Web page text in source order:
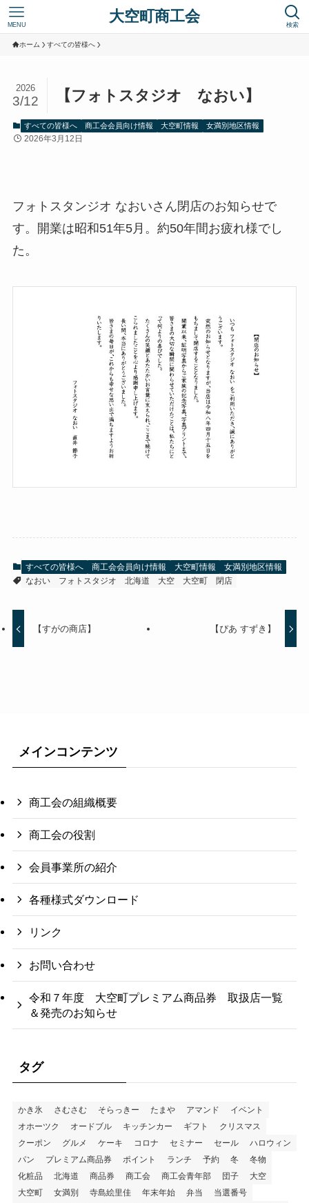
大空町商工会 検索
MENU
ホーム すべての皆様へ
【フォトスタジオ なおい】
2026
3/12
すべての皆様へ 商工会会員向け情報 大空町情報 女満別地区情報
2026年3月12日
フォトスタンジオ なおいさん閉店のお知らせで
す。開業は昭和51年5月。約50年間お疲れ様でし
た。
すべての皆様へ 商工会会員向け情報 大空町情報
女満別地区情報
なおい
フォトスタジオ 北海道 大空 大空町 閉店
【すがの商店】 【ぴあ すずき】
メインコンテンツ
商工会の組織概要
商工会の役割
会員事業所の紹介
各種様式ダウンロード
リンク
お問い合わせ
令和７年度 大空町プレミアム商品券 取扱店一覧
＆発売のお知らせ
タグ
かき氷 さむさむ そらっきー たまや アマンド
イベント
オホーツク
オードブル キッチンカー ギフト
クリスマス
クーポン
グルメ ケーキ コロナ セミナー セール
ハロウィン
パン
プレミアム商品券 ポイント ランチ 予約 冬
冬物
化粧品
北海道 商品券 商工会 商工会青年部 団子
大空
大空町
女満別 寺島絵里佳 年末年始 弁当
当選番号